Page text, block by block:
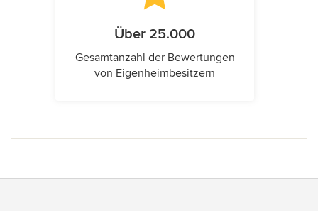
Über 25.000
Gesamtanzahl der Bewertungen
von Eigenheimbesitzern